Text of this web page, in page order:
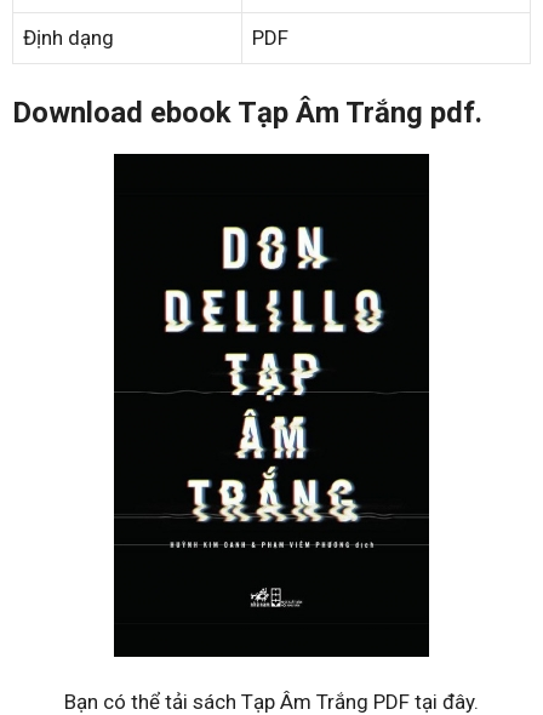
Định dạng PDF
Download ebook Tạp Âm Trắng pdf.
Bạn có thể tải sách Tạp Âm Trắng PDF tại đây.